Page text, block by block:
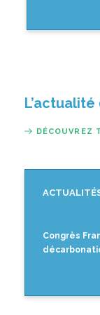
DÉCOUVREZ
Congrès